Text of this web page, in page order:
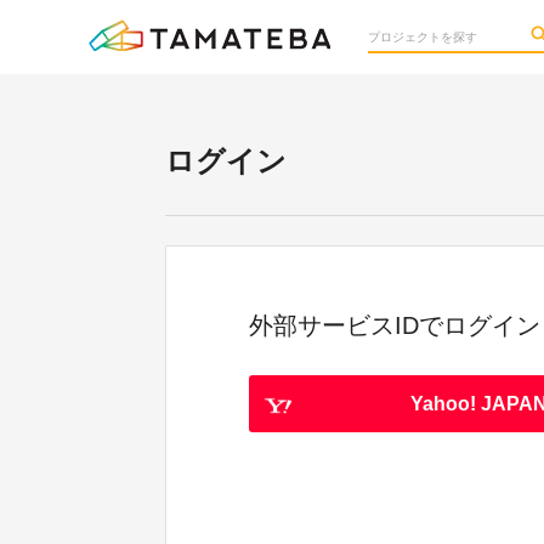
ログイン
外部サービスIDでログイン
Yahoo!